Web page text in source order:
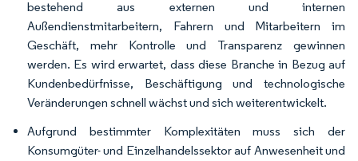
bestehend aus externen und internen
Außendienstmitarbeitern, Fahrern und Mitarbeitern im
Geschäft, mehr Kontrolle und Transparenz gewinnen
werden. Es wird erwartet, dass diese Branche in Bezug auf
Kundenbedürfnisse, Beschäftigung und technologische
Veränderungen schnell wächst und sich weiterentwickelt.
Aufgrund bestimmter Komplexitäten muss sich der
Konsumgüter- und Einzelhandelssektor auf Anwesenheit und